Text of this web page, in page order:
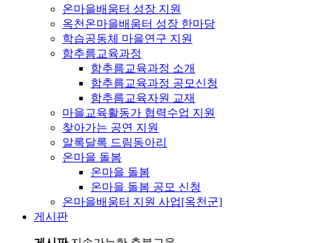
온마을배움터 성장 지원
옥천온마을배움터 성장 한마당
학습공동체 마을연구 지원
함추름교육과정
함추름교육과정 소개
함추름교육과정 공모신청
함추름교육자원 교재
마을교육활동가 협력수업 지원
찾아가는 공연 지원
알록달록 드림동아리
온마을 돌봄
온마을 돌봄
온마을 돌봄 공모 신청
온마을배움터 지원 사업[옥천군]
게시판